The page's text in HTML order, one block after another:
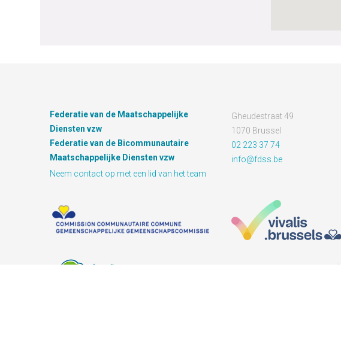
Federatie van de Maatschappelijke
Diensten vzw
Federatie van de Bicommunautaire
Maatschappelijke Diensten vzw
Neem contact op met een lid van het team
Gheudestraat 49
1070 Brussel
02 223 37 74
info@fdss.be